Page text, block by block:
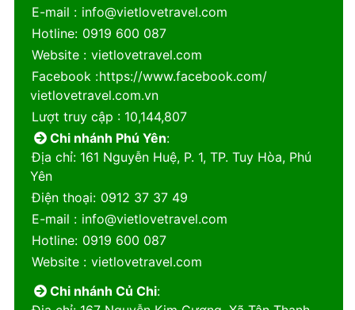
E-mail : info@vietlovetravel.com
Hotline: 0919 600 087
Website: vietlovetravel.com
Facebook :https://www.facebook.com/
vietlovetravel.com.vn
Lượt truy cập : 10,144,807
Chi nhánh Phú Yên:
Địa chỉ: 161 Nguyễn Huệ, P. 1, TP. Tuy Hòa, Phú
Yên
Điện thoại: 0912 37 37 49
E-mail : info@vietlovetravel.com
Hotline: 0919 600 087
Website: vietlovetravel.com
Chi nhánh Củ Chi: